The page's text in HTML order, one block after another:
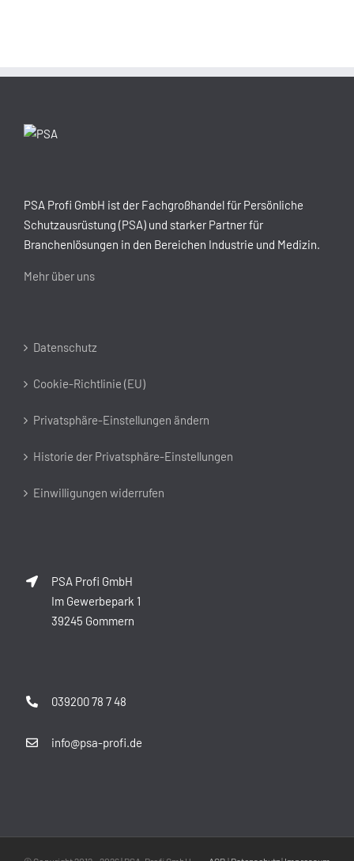
PSA Profi GmbH ist der Fachgroßhandel für Persönliche
Schutzausrüstung (PSA) und starker Partner für
Branchenlösungen in den Bereichen Industrie und Medizin.
Mehr über uns
Datenschutz
Cookie-Richtlinie (EU)
Privatsphäre-Einstellungen ändern
Historie der Privatsphäre-Einstellungen
Einwilligungen widerrufen
PSA Profi GmbH
Im Gewerbepark 1
39245 Gommern
039200 78 7 48
info@psa-profi.de